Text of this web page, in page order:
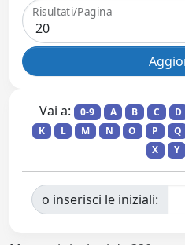
Risultati/Pagina
Vai a: 0-9 A B C D
K
L M N O P Q
X
Y
o inserisci le iniziali: